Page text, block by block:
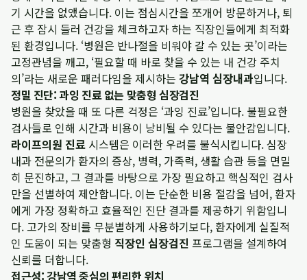
기 시간을 없앴습니다. 이는 점심시간을 쪼개어 방문하거나, 퇴
근 후 잠시 들러 건강을 체크하고자 하는 직장인들에게 최적화
된 환경입니다. ‘병원은 반나절을 비워야 갈 수 있는 곳’이라는
고정관념을 깨고, ‘필요할 때 바로 찾을 수 있는 내 건강 주치
의’라는 새로운 패러다임을 제시하는 강남역 심장내과입니다.
정밀 진단: 과잉 진료 없는 맞춤형 심장검진
병원을 찾았을 때 또 다른 걱정은 ‘과잉 진료’입니다. 불필요한
검사들로 인해 시간과 비용이 낭비될 수 있다는 불안감입니다.
라이프의원 진료 시스템은 이러한 우려를 불식시킵니다. 심장
내과 전문의가 환자의 증상, 병력, 가족력, 생활 습관 등을 면밀
히 문진하고, 그 결과를 바탕으로 가장 필요하고 핵심적인 검사
만을 선별하여 제안합니다. 이는 단순한 비용 절감을 넘어, 환자
에게 가장 정확하고 효율적인 진단 결과를 제공하기 위함입니
다. 고가의 장비를 무분별하게 사용하기보다, 환자에게 실질적
인 도움이 되는 맞춤형 직장인 심장검진 프로그램을 설계하여
신뢰를 더합니다.
접근성: 강남역 중심의 편리한 위치